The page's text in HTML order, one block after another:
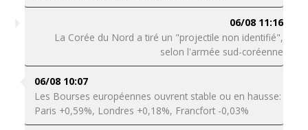
06/08 11:16
La Corée du Nord a tiré un "projectile non identifié",
selon l'armée sud-coréenne
06/08 10:07
Les Bourses européennes ouvrent stable ou en hausse:
Paris +0,59%, Londres +0,18%, Francfort -0,03%